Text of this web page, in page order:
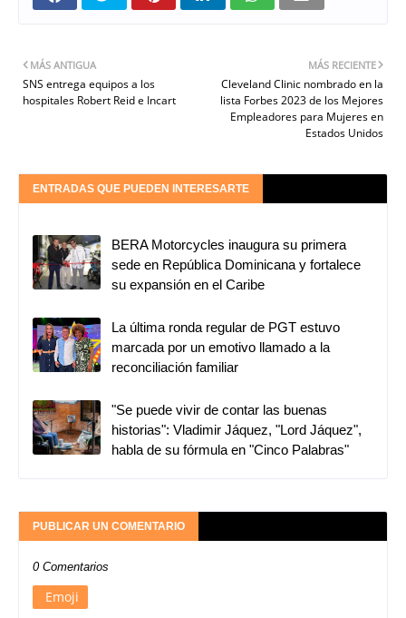
MÁS RECIENTE
Cleveland Clinic nombrado en la
lista Forbes 2023 de los Mejores
Empleadores para Mujeres en
Estados Unidos
MÁS ANTIGUA
SNS entrega equipos a los
hospitales Robert Reid e Incart
ENTRADAS QUE PUEDEN INTERESARTE
BERA Motorcycles inaugura su primera
sede en República Dominicana y fortalece
su expansión en el Caribe
La última ronda regular de PGT estuvo
marcada por un emotivo llamado a la
reconciliación familiar
"Se puede vivir de contar las buenas
historias": Vladimir Jáquez, "Lord Jáquez",
habla de su fórmula en "Cinco Palabras"
PUBLICAR UN COMENTARIO
0 Comentarios
Emoji